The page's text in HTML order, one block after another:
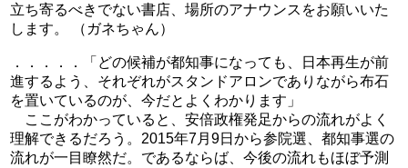
立ち寄るべきでない書店、場所のアナウンスをお願いいた
します。 （ガネちゃん）
．．．．．「どの候補が都知事になっても、日本再生が前
進するよう、それぞれがスタンドアロンでありながら布石
を置いているのが、今だとよくわかります」
ここがわかっていると、安倍政権発足からの流れがよく
理解できるだろう。2015年7月9日から参院選、都知事選の
流れが一目瞭然だ。であるならば、今後の流れもほぼ予測